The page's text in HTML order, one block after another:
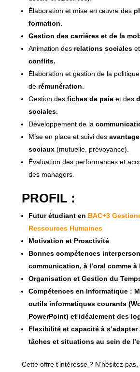
Élaboration et mise en œuvre des
formation
Gestion des carrières et de la
Animation des relations sociales et
conflits.
Élaboration et gestion de la politique
de rémunération
Gestion desfiches de paieet des
sociales.
Développement de la
Mise en place et suivi des
sociaux(mutuelle, prévoyance).
Évaluation des performances et
des managers.
PROFIL :
Futur étudiant en BAC+3
Ressources Humaines
Motivation et Proactivité
Bonnes compétences
communication, à l’oral comme à
Organisation et Gestion du
Compétences en Informatique :
outils informatiques courants
PowerPoint) et idéalement des
Flexibilité et capacité à s’adapter
tâches et situations au sein de
Cette offre t’intéresse ? N’hésitez